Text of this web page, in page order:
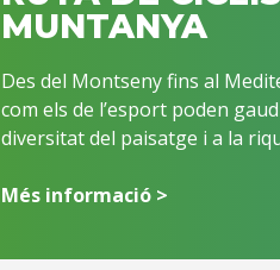
MUNTANYA
Des del Montseny fins al
com els de l’esport poden
diversitat del paisatge i a la
Més informació >